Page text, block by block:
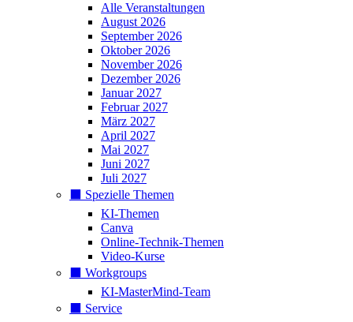
Alle Veranstaltungen
August 2026
September 2026
Oktober 2026
November 2026
Dezember 2026
Januar 2027
Februar 2027
März 2027
April 2027
Mai 2027
Juni 2027
Juli 2027
⬛️ Spezielle Themen
KI-Themen
Canva
Online-Technik-Themen
Video-Kurse
⬛️ Workgroups
KI-MasterMind-Team
⬛️ Service